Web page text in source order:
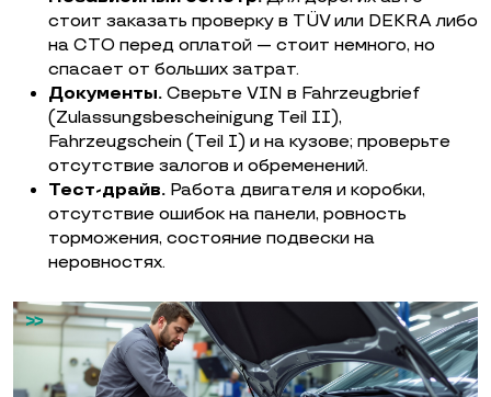
стоит заказать проверку в TÜV или DEKRA либо
на СТО перед оплатой — стоит немного, но
спасает от больших затрат.
Документы. Сверьте VIN в Fahrzeugbrief
(Zulassungsbescheinigung Teil II),
Fahrzeugschein (Teil I) и на кузове; проверьте
отсутствие залогов и обременений.
Тест-драйв. Работа двигателя и коробки,
отсутствие ошибок на панели, ровность
торможения, состояние подвески на
неровностях.